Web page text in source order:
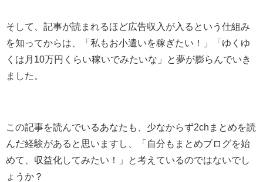
そして、記事が読まれるほど広告収入が入るという仕組み
を知ってからは、「私もお小遣いを稼ぎたい！」「ゆくゆ
くは月10万円くらい稼いでみたいな」と夢が膨らんでいき
ました。
この記事を読んでいるあなたも、少なからず2chまとめを読
んだ経験があると思いますし、「自分もまとめブログを始
めて、収益化してみたい！」と考えているのではないでし
ょうか？